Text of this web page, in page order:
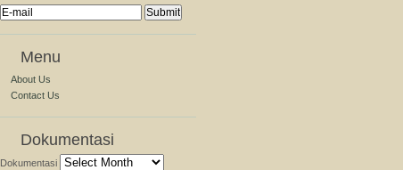
Menu
About Us
Contact Us
Dokumentasi
Dokumentasi